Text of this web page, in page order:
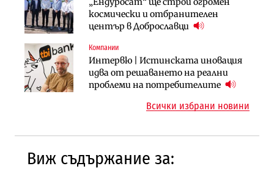
космически и отбранителен
център в Доброславци
Компании
Интервю | Истинската иновация
идва от решаването на реални
проблеми на потребителите
„Хювефарма“ подписа договор за
придобиване на Euroapi Italy
Инфраструктура
АПИ възложи промяната на
парцеларния план за
След 20 години застой: Данъчните
оценки на имотите може да бъдат
Инфраструктура
Вторият мост над Варненското
езеро става част от бъдещата
Всички избрани новини
Виж съдържание за: